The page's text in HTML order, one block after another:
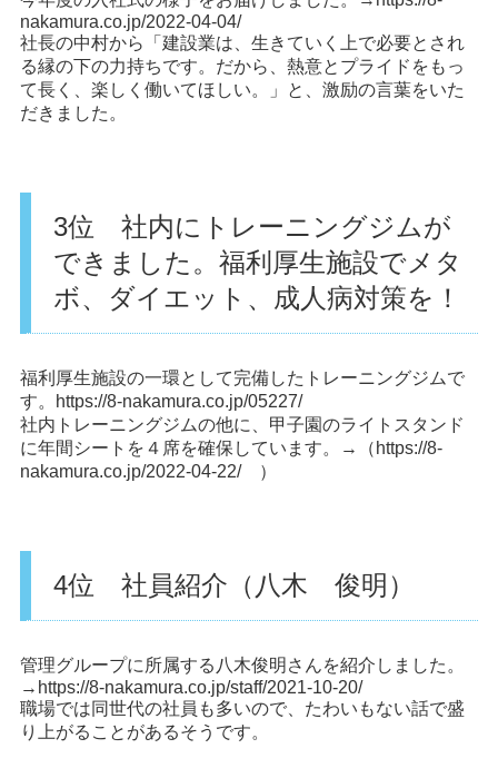
nakamura.co.jp/2022-04-04/
社長の中村から「建設業は、生きていく上で必要とされ
る縁の下の力持ちです。だから、熱意とプライドをもっ
て長く、楽しく働いてほしい。」と、激励の言葉をいた
だきました。
3位 社内にトレーニングジムが
できました。福利厚生施設でメタ
ボ、ダイエット、成人病対策を！
福利厚生施設の一環として完備したトレーニングジムで
す。
https://8-nakamura.co.jp/05227/
社内トレーニングジムの他に、甲子園のライトスタンド
に年間シートを４席を確保しています。→（ https://8-
nakamura.co.jp/2022-04-22/ ）
4位 社員紹介（八木 俊明）
管理グループに所属する八木俊明さんを紹介しました。
→ https://8-nakamura.co.jp/staff/2021-10-20/
職場では同世代の社員も多いので、たわいもない話で盛
り上がることがあるそうです。